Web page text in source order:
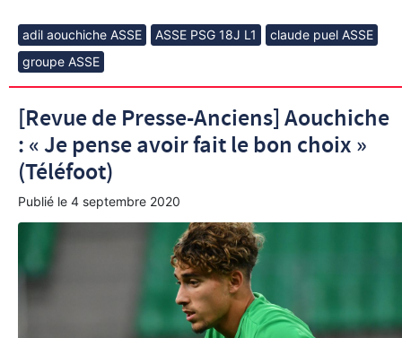
adil aouchiche ASSE ASSE PSG 18J L1
claude puel ASSE
groupe ASSE
[Revue de Presse-Anciens] Aouchiche
: « Je pense avoir fait le bon choix »
(Téléfoot)
Publié le 4 septembre 2020